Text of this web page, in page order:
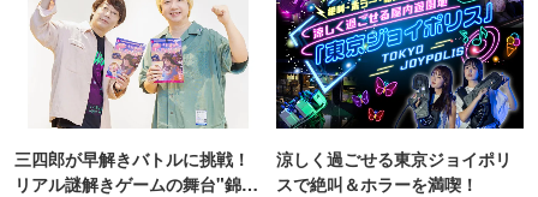
三四郎が早解きバトルに挑戦！
リアル謎解きゲームの舞台"錦糸
涼しく過ごせる東京ジョイポリ
スで絶叫＆ホラーを満喫！